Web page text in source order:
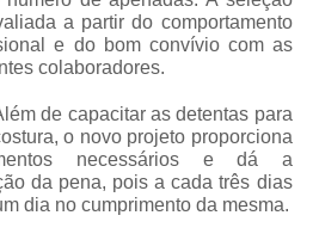
a partir do comportamento
e do bom convívio com as
colaboradores.
de capacitar as detentas para
o novo projeto proporciona
necessários e dá a
da pena, pois a cada três dias
dia no cumprimento da mesma.